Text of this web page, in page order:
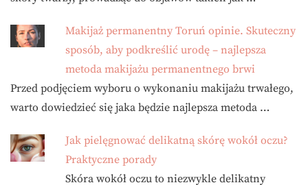
Makijaż permanentny Toruń opinie. Skuteczny
sposób, aby podkreślić urodę – najlepsza
metoda makijażu permanentnego brwi
Przed podjęciem wyboru o wykonaniu makijażu trwałego,
warto dowiedzieć się jaka będzie najlepsza metoda …
Jak pielęgnować delikatną skórę wokół oczu?
Praktyczne porady
Skóra wokół oczu to niezwykle delikatny